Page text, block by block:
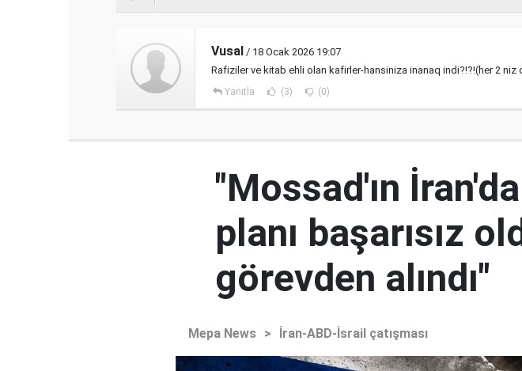
Vusal / 18 Ocak 2026 19:07
Rafiziler ve kitab ehli olan kafirler-hansiniza inanaq indi?!?!(her 2
Yanıtla (3) (0)
"Mossad'ın
planı başarısız
görevden alındı"
Mepa News > İran-ABD-İsrail çatışması